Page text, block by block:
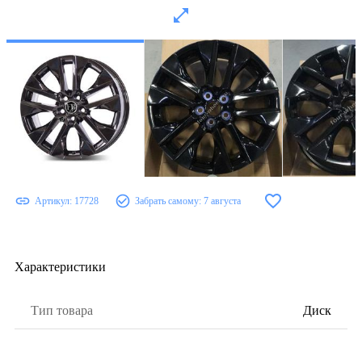
Артикул: 17728 Забрать самому: 7 августа
Характеристики
Тип товара Диск